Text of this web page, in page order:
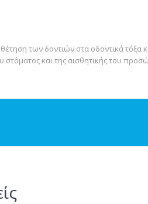
των δοντιών στα οδοντικά τόξα
και της αισθητικής του